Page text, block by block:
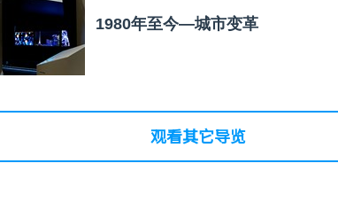
1980年至今—城市变革
观看其它导览